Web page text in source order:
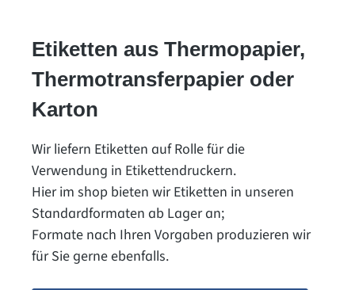
Etiketten aus Thermopapier,
Thermotransferpapier oder
Karton
Wir liefern Etiketten auf Rolle für die
Verwendung in Etikettendruckern.
Hier im shop bieten wir Etiketten in unseren
Standardformaten ab Lager an;
Formate nach Ihren Vorgaben produzieren wir
für Sie gerne ebenfalls.